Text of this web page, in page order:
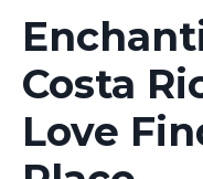
Costa
Love